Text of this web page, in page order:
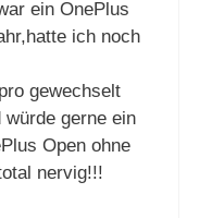
ein OnePlus
ich noch
gewechselt
gerne ein
Open ohne
nervig!!!